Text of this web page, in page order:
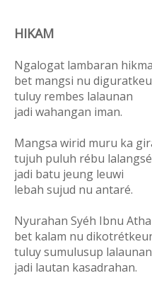
HIKAM
Ngalogat lambaran
bet mangsi nu
tuluy rembes lalaunan
jadi wahangan iman.
Mangsa wirid muru ka
tujuh puluh rébu lalangsé
jadi batu jeung leuwi
lebah sujud nu antaré.
Nyurahan Syéh Ibnu
bet kalam nu
tuluy sumulusup lalaunan
jadi lautan kasadrahan.